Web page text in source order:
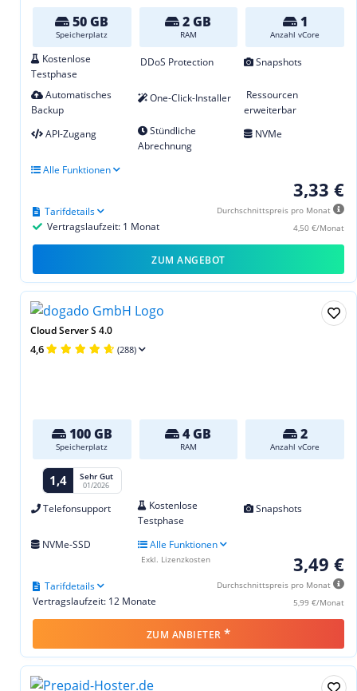
50 GB
Speicherplatz
2 GB
RAM
1
Anzahl vCore
Kostenlose
Testphase
DDoS Protection Snapshots
Automatisches
Backup
One-Click-Installer
Ressourcen
erweiterbar
API-Zugang
Stündliche
Abrechnung
NVMe
Alle Funktionen
3,33 €
Durchschnittspreis pro Monat
4,50 €/Monat
Vertragslaufzeit: 1 Monat
Tarifdetails
ZUM ANGEBOT
Cloud Server S 4.0
4,6 (288)
100 GB
Speicherplatz
4 GB
RAM
2
Anzahl vCore
1,4 Sehr Gut
01/2026
Telefonsupport
Kostenlose
Testphase
Snapshots
NVMe-SSD Alle Funktionen
3,49 €
Durchschnittspreis pro Monat
5,99 €/Monat
Vertragslaufzeit: 12 Monate
Tarifdetails
Exkl. Lizenzkosten
ZUM ANBIETER *